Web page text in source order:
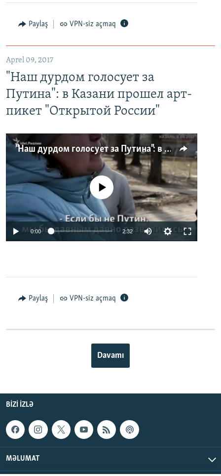
Paylaş VPN-siz açmaq
Aprel 09, 2017
"Наш дурдом голосует за
Путина": в Казани прошел арт-
пикет "Открытой России"
"Наш дурдом голосует за Путина": в Казани прошел арт-пикет "Открытой России"
No media source currently available
0:00 2:32
Paylaş VPN-siz açmaq
Davamı
BIZI IZLƏ
MƏLUMAT